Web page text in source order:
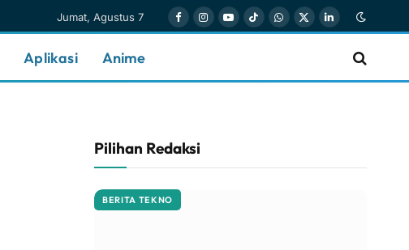
Jumat, Agustus 7
FacebookInstagram
YouTube
TikTokWhatsApp
X
LinkedIn
Aplikasi Anime
Pilihan Redaksi
BERITA TEKNO